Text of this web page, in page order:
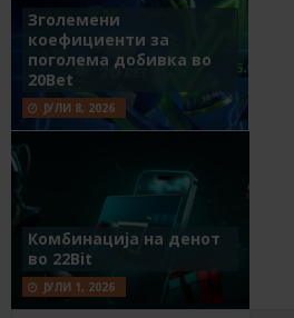
Зголемени
коефициенти за
поголема добивка во
20Bet
ЈУЛИ 8, 2026
Комбинација на денот
во 22Bit
ЈУЛИ 1, 2026